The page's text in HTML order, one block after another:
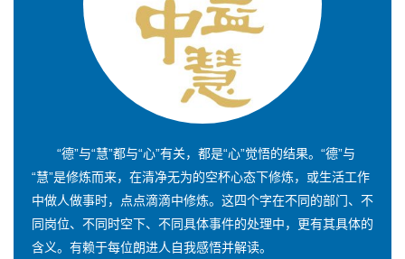
“德”与“慧”都与“心”有关，都是“心”觉悟的结果。“德”与
“慧”是修炼而来，在清净无为的空杯心态下修炼，或生活工作
中做人做事时，点点滴滴中修炼。这四个字在不同的部门、不
同岗位、不同时空下、不同具体事件的处理中，更有其具体的
含义。有赖于每位朗进人自我感悟并解读。